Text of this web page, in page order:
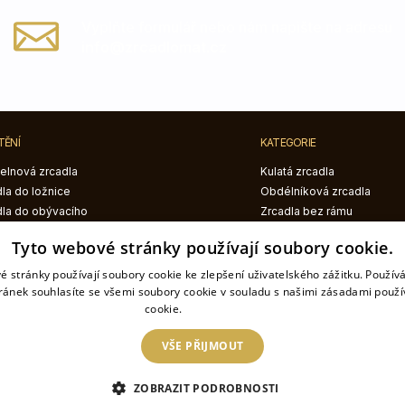
zrcadla
do ložnice
do obývacího
do předsíně
KATEGORIE
Kulatá zrcadla
Obdélníková zrcadla
Zrcadla bez rámu
Zrcadla v bílém rámu
Zrcadla s LED
podsvícením
Internetový obchod je provozován společností: Český tisk s.r.o.
Tyto webové stránky používají soubory cookie.
stránky používají soubory cookie ke zlepšení uživatelského zážitku.
souhlasíte se všemi soubory cookie v souladu s našimi zásadami
cookie.
VŠE PŘIJMOUT
ZOBRAZIT PODROBNOSTI